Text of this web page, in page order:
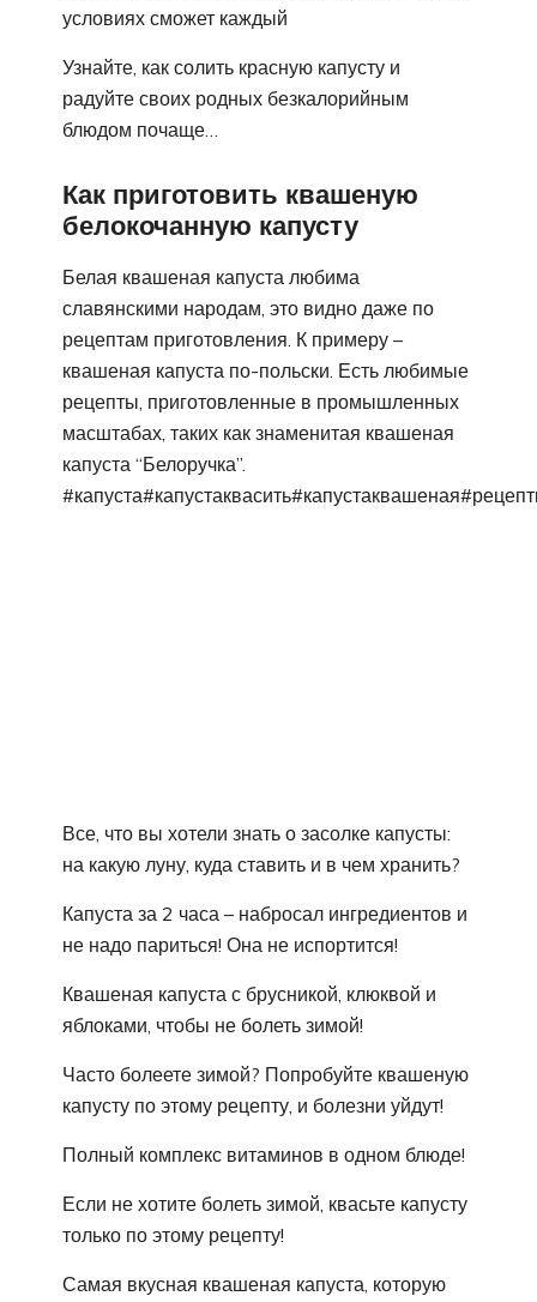
условиях сможет каждый
Узнайте, как солить красную капусту и
радуйте своих родных безкалорийным
блюдом почаще…
Как приготовить квашеную
белокочанную капусту
Белая квашеная капуста любима
славянскими народам, это видно даже по
рецептам приготовления. К примеру –
квашеная капуста по-польски. Есть любимые
рецепты, приготовленные в промышленных
масштабах, таких как знаменитая квашеная
капуста “Белоручка”.
Все, что вы хотели знать о засолке капусты:
на какую луну, куда ставить и в чем хранить?
Капуста за 2 часа – набросал ингредиентов и
не надо париться! Она не испортится!
Квашеная капуста с брусникой, клюквой и
яблоками, чтобы не болеть зимой!
Часто болеете зимой? Попробуйте квашеную
капусту по этому рецепту, и болезни уйдут!
Полный комплекс витаминов в одном блюде!
Если не хотите болеть зимой, квасьте капусту
только по этому рецепту!
Самая вкусная квашеная капуста, которую